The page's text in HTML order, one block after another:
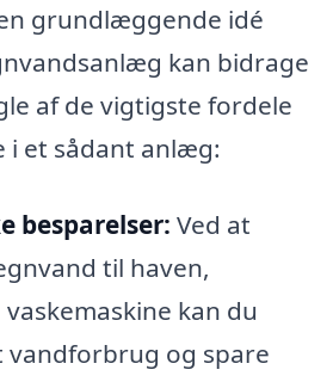
grundlæggende idé
kan bidrage
af de vigtigste fordele
i et sådant anlæg:
besparelser: Ved at
til haven,
kan du
vandforbrug og spare